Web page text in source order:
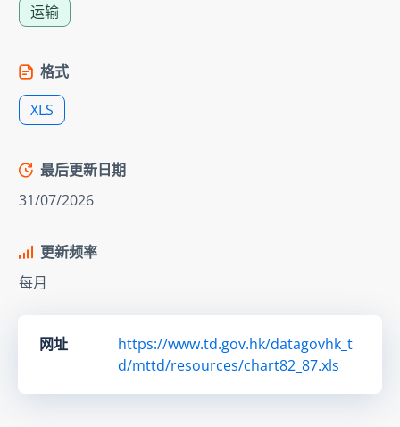
运输
格式
XLS
最后更新日期
31/07/2026
更新频率
每月
网址
https://www.td.gov.hk/datagovhk_t
d/mttd/resources/chart82_87.xls